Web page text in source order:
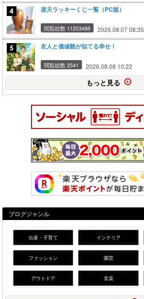
楽天ラッキーくじ一覧（PC版）
閲覧総数 11203488 2026.08.07 08:35
友人と価値観が似てる幸せ！
閲覧総数 2541 2026.08.08 10:22
もっと見る
ブログジャンル
出産・子育て インテリア
ファッション 園芸
アウトドア 音楽